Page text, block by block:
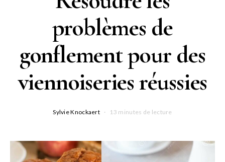
problèmes de
gonflement pour des
viennoiseries réussies
Sylvie Knockaert 13 minutes de lecture